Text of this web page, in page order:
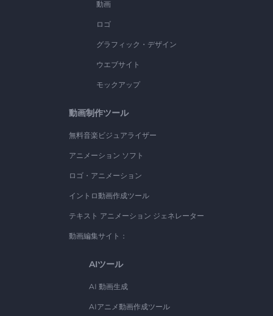
動画
ロゴ
グラフィック・デザイン
ウエブサイト
モックアップ
動画制作ツール
無料音楽ビジュアライザー
アニメーション ソフト
ロゴ・アニメーション
イントロ動画作成ツール
テキスト アニメーション ジェネレーター
動画編集サイト：
AIツール
AI 動画生成
AIアニメ動画作成ツール